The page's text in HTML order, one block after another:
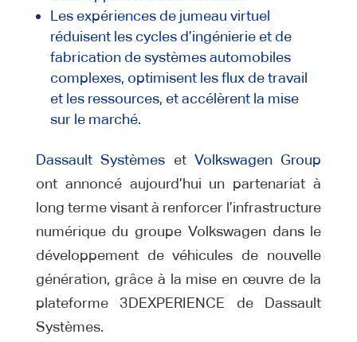
Les expériences de jumeau virtuel
réduisent les cycles d’ingénierie et de
fabrication de systèmes automobiles
complexes, optimisent les flux de travail
et les ressources, et accélèrent la mise
sur le marché.
Dassault Systèmes et Volkswagen Group
ont annoncé aujourd’hui un partenariat à
long terme visant à renforcer l’infrastructure
numérique du groupe Volkswagen dans le
développement de véhicules de nouvelle
génération, grâce à la mise en œuvre de la
plateforme 3DEXPERIENCE de Dassault
Systèmes.